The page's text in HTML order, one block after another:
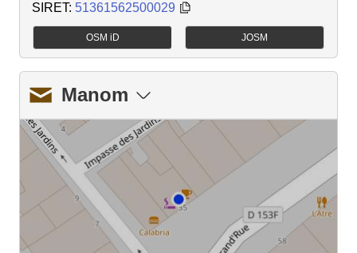
SIRET: 51361562500029
OSM iD JOSM
Manom